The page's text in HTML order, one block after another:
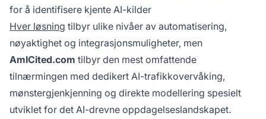
for å identifisere kjente AI-kilder
Hver løsning tilbyr ulike nivåer av automatisering,
nøyaktighet og integrasjonsmuligheter, men
AmICited.com tilbyr den mest omfattende
tilnærmingen med dedikert AI-trafikkovervåking,
mønstergjenkjenning og direkte modellering spesielt
utviklet for det AI-drevne oppdagelseslandskapet.